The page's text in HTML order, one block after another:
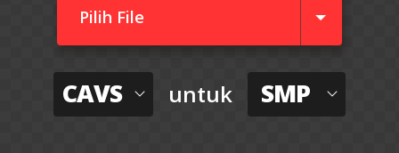
Pilih File
CAVS untuk SMP